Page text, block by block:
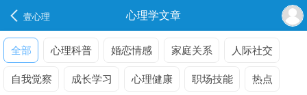
壹心理 心理学文章
全部 心理科普 婚恋情感 家庭关系 人际社交
自我觉察 成长学习 心理健康 职场技能 热点